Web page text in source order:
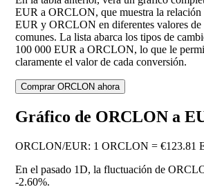
EUR a ORCLON, que muestra la relación
EUR y ORCLON en diferentes valores de
comunes. La lista abarca los tipos de
100 000 EUR a ORCLON, lo que le
claramente el valor de cada conversión.
Comprar ORCLON ahora
Gráfico de ORCLON a
ORCLON/EUR: 1 ORCLON = €123.81
En el pasado 1D, la fluctuación de
-2.60%.